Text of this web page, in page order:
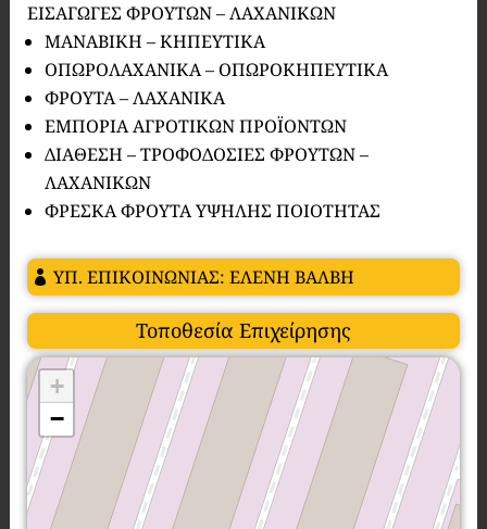
ΕΙΣΑΓΩΓΕΣ ΦΡΟΥΤΩΝ – ΛΑΧΑΝΙΚΩΝ
ΜΑΝΑΒΙΚΗ – ΚΗΠΕΥΤΙΚΑ
ΟΠΩΡΟΛΑΧΑΝΙΚΑ – ΟΠΩΡΟΚΗΠΕΥΤΙΚΑ
ΦΡΟΥΤΑ – ΛΑΧΑΝΙΚΑ
ΕΜΠΟΡΙΑ ΑΓΡΟΤΙΚΩΝ ΠΡΟΪΟΝΤΩΝ
ΔΙΑΘΕΣΗ – ΤΡΟΦΟΔΟΣΙΕΣ ΦΡΟΥΤΩΝ –
ΛΑΧΑΝΙΚΩΝ
ΦΡΕΣΚΑ ΦΡΟΥΤΑ ΥΨΗΛΗΣ ΠΟΙΟΤΗΤΑΣ
ΥΠ. ΕΠΙΚΟΙΝΩΝΙΑΣ: ΕΛΕΝΗ ΒΑΛΒΗ
Τοποθεσία Επιχείρησης
+
−